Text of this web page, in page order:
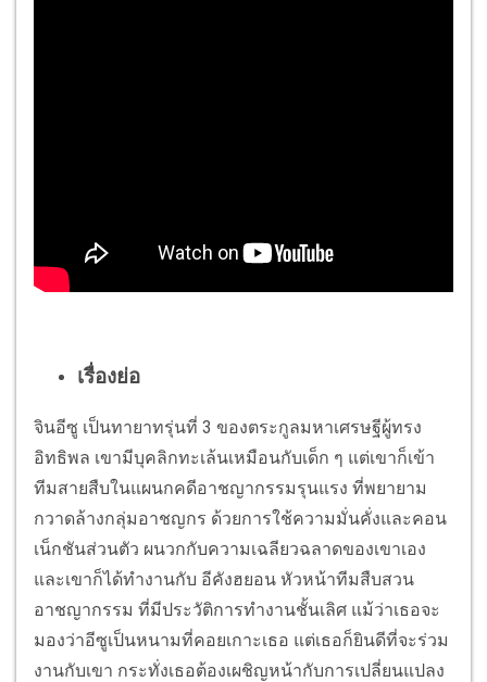
เรื่องย่อ
จินอีซู เป็นทายาทรุ่นที่ 3 ของตระกูลมหาเศรษฐีผู้ทรง
อิทธิพล เขามีบุคลิกทะเล้นเหมือนกับเด็ก ๆ แต่เขาก็เข้า
ทีมสายสืบในแผนกคดีอาชญากรรมรุนแรง ที่พยายาม
กวาดล้างกลุ่มอาชญกร ด้วยการใช้ความมั่นคั่งและคอน
เน็กชันส่วนตัว ผนวกกับความเฉลียวฉลาดของเขาเอง
และเขาก็ได้ทำงานกับ อีคังฮยอน หัวหน้าทีมสืบสวน
อาชญากรรม ที่มีประวัติการทำงานชั้นเลิศ แม้ว่าเธอจะ
มองว่าอีซูเป็นหนามที่คอยเกาะเธอ แต่เธอก็ยินดีที่จะร่วม
งานกับเขา กระทั่งเธอต้องเผชิญหน้ากับการเปลี่ยนแปลง